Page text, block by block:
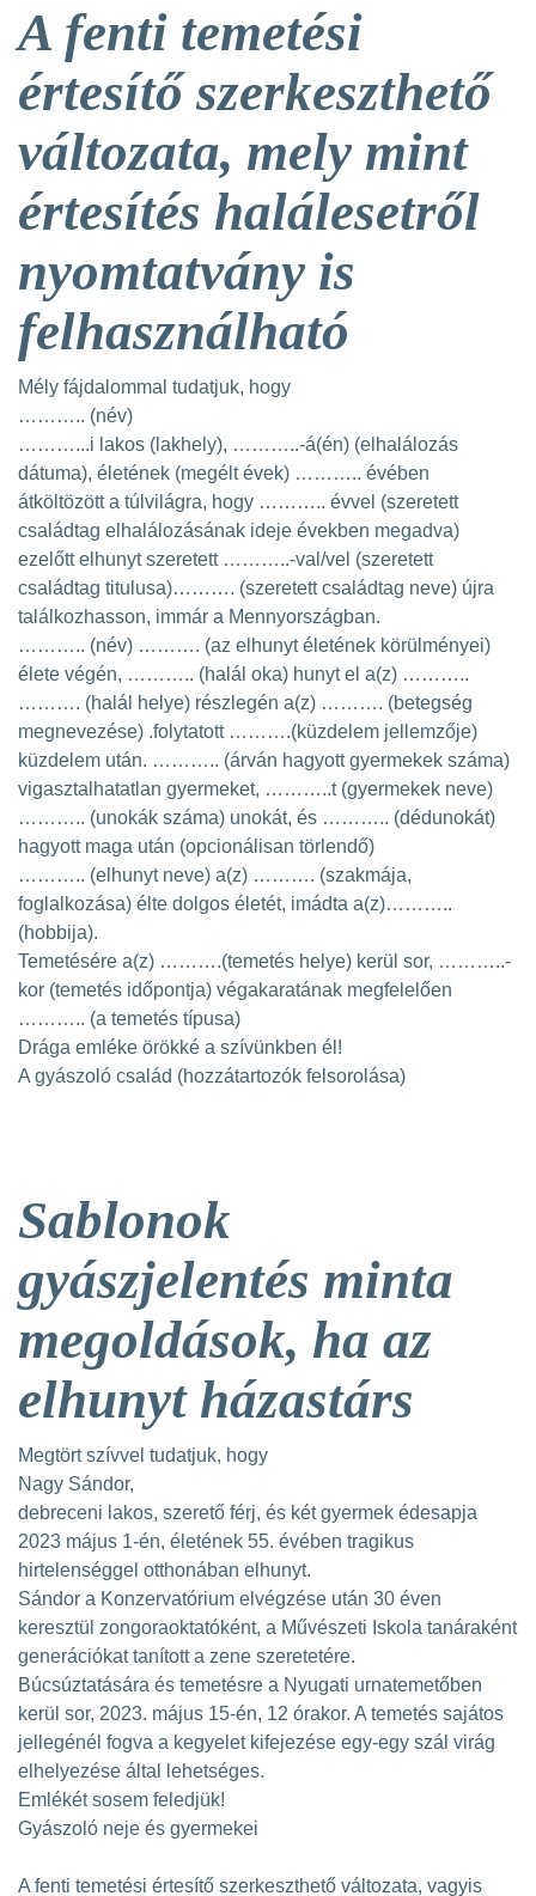
A fenti temetési
értesítő szerkeszthető
változata, mely mint
értesítés halálesetről
nyomtatvány is
felhasználható
Mély fájdalommal tudatjuk, hogy
……….. (név)
………...i lakos (lakhely), ………..-á(én) (elhalálozás
dátuma), életének (megélt évek) ……….. évében
átköltözött a túlvilágra, hogy ……….. évvel (szeretett
családtag elhalálozásának ideje években megadva)
ezelőtt elhunyt szeretett ………..-val/vel (szeretett
családtag titulusa)………. (szeretett családtag neve) újra
találkozhasson, immár a Mennyországban.
……….. (név) ………. (az elhunyt életének körülményei)
élete végén, ……….. (halál oka) hunyt el a(z) ………..
………. (halál helye) részlegén a(z) ………. (betegség
megnevezése) .folytatott ……….(küzdelem jellemzője)
küzdelem után. ……….. (árván hagyott gyermekek száma)
vigasztalhatatlan gyermeket, ………..t (gyermekek neve)
……….. (unokák száma) unokát, és ……….. (dédunokát)
hagyott maga után (opcionálisan törlendő)
……….. (elhunyt neve) a(z) ………. (szakmája,
foglalkozása) élte dolgos életét, imádta a(z)………..
(hobbija).
Temetésére a(z) ……….(temetés helye) kerül sor, ………..-
kor (temetés időpontja) végakaratának megfelelően
……….. (a temetés típusa)
Drága emléke örökké a szívünkben él!
A gyászoló család (hozzátartozók felsorolása)
Sablonok
gyászjelentés minta
megoldások, ha az
elhunyt házastárs
Megtört szívvel tudatjuk, hogy
Nagy Sándor,
debreceni lakos, szerető férj, és két gyermek édesapja
2023 május 1-én, életének 55. évében tragikus
hirtelenséggel otthonában elhunyt.
Sándor a Konzervatórium elvégzése után 30 éven
keresztül zongoraoktatóként, a Művészeti Iskola tanáraként
generációkat tanított a zene szeretetére.
Búcsúztatására és temetésre a Nyugati urnatemetőben
kerül sor, 2023. május 15-én, 12 órakor. A temetés sajátos
jellegénél fogva a kegyelet kifejezése egy-egy szál virág
elhelyezése által lehetséges.
Emlékét sosem feledjük!
Gyászoló neje és gyermekei
A fenti temetési értesítő szerkeszthető változata, vagyis